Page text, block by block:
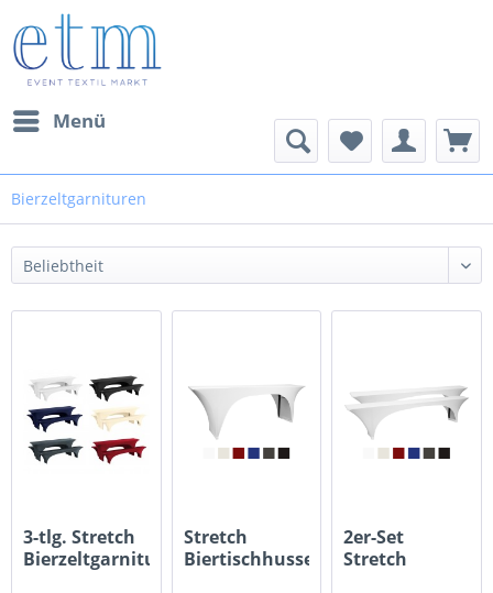
Menü
Bierzeltgarnituren
3-tlg. Stretch
Bierzeltgarnitur
Stretch
Biertischhusse
2er-Set
Stretch